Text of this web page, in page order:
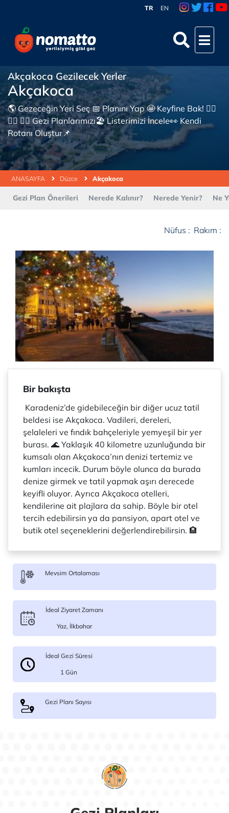
TR EN
ANASAYFA Düzce Akçakoca
Akçakoca Gezilecek Yerler
Akçakoca
🌎 Gezeceğin Yeri Seç 📅 Planını Yap 🤩 Keyfine Bak! 👇🏼
👇🏼 👇🏼 Gezi Planlarımızı🏖 Listerimizi İncele👀 Kendi
Rotanı Oluştur📌
Gezi Plan Önerileri Nerede Kalınır? Nerede Yenir? Ne
Nüfus : Rakım :
Bir bakışta
Karadeniz’de gidebileceğin bir diğer ucuz tatil
beldesi ise Akçakoca. Vadileri, dereleri,
şelaleleri ve fındık bahçeleriyle yemyeşil bir yer
burası. 🌊 Yaklaşık 40 kilometre uzunluğunda bir
kumsalı olan Akçakoca’nın denizi tertemiz ve
kumları incecik. Durum böyle olunca da burada
denize girmek ve tatil yapmak aşırı derecede
keyifli oluyor. Ayrıca Akçakoca otelleri,
kendilerine ait plajlara da sahip. Böyle bir otel
tercih edebilirsin ya da pansiyon, apart otel ve
butik otel seçeneklerini değerlendirebilirsin. 🏨
Mevsim Ortalaması
İdeal Ziyaret Zamanı
Yaz, İlkbahar
İdeal Gezi Süresi
1 Gün
Gezi Planı Sayısı